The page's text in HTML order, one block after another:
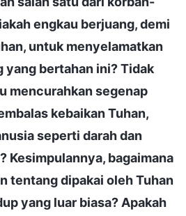
engkau berjuang, demi
untuk menyelamatkan
yang bertahan ini? Tidak
mencurahkan segenap
kebaikan Tuhan,
seperti darah dan
Kesimpulannya, bagaimana
tentang dipakai oleh Tuhan
yang luar biasa? Apakah